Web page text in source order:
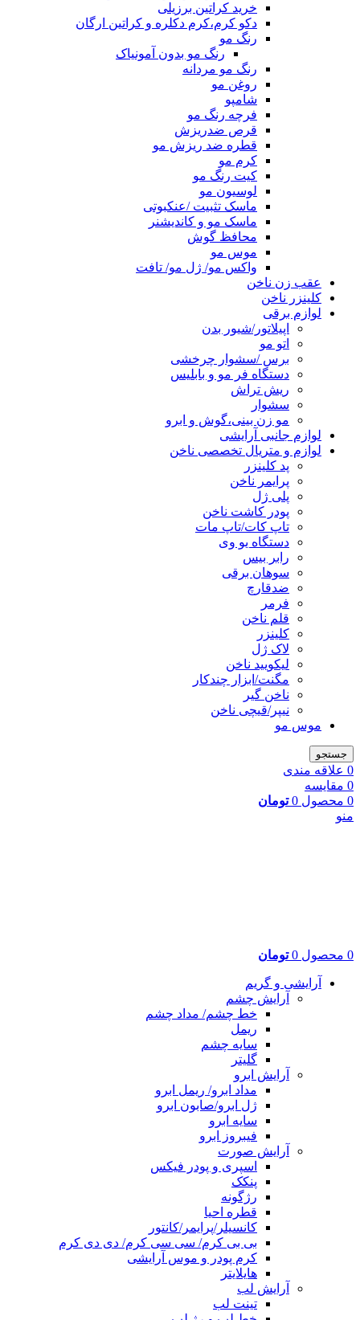
خرید کراتین برزیلی
دکو کرم،کرم دکلره و کراتین ارگان
رنگ مو
رنگ مو بدون آمونیاک
رنگ مو مردانه
روغن مو
شامپو
فرچه رنگ مو
قرص ضدریزش
قطره ضد ریزش مو
کرم مو
کیت رنگ مو
لوسیون مو
ماسک تثبیت /عنکبوتی
ماسک مو و کاندیشنر
محافظ گوش
موس مو
واکس مو/ ژل مو/ تافت
عقب زن ناخن
کلینزر ناخن
لوازم برقی
اپیلاتور/شیور بدن
اتو مو
برس /سشوار چرخشی
دستگاه فر مو و بابلیس
ریش تراش
سشوار
مو زن بینی،گوش و ابرو
لوازم جانبی آرایشی
لوازم و متریال تخصصی ناخن
پد کلینزر
پرایمر ناخن
پلی ژل
پودر کاشت ناخن
تاپ کات/تاپ مات
دستگاه یو وی
رابر بیس
سوهان برقی
ضدقارچ
فرمر
قلم ناخن
کلینزر
لاک ژل
لیکوييد ناخن
مگنت/ابزار چندکار
ناخن گیر
نیپر/قیچی ناخن
موس مو
جستجو
0 علاقه مندی
0 مقایسه
0 محصول 0 تومان
منو
0 محصول 0 تومان
آرایشی و گریم
آرایش چشم
خط چشم/ مداد چشم
ریمل
سایه چشم
گلیتر
آرایش ابرو
مداد ابرو/ ریمل ابرو
ژل ابرو/صابون ابرو
سایه ابرو
فیبروز ابرو
آرایش صورت
اسپری و پودر فیکس
پنکک
رژگونه
قطره احیا
کانسیلر/پرایمر/کانتور
بی بی کرم/ سی سی کرم/ دی دی کرم
کرم پودر و موس آرایشی
هایلایتر
آرایش لب
تینت لب